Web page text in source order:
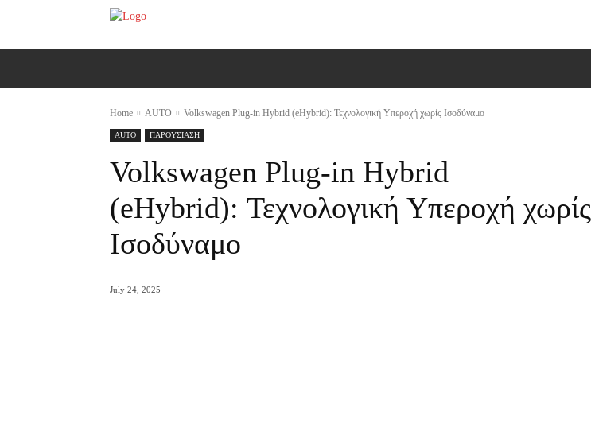
Home AUTO Volkswagen Plug-in Hybrid (eHybrid): Τεχνολογική Υπεροχή χωρίς Ισοδύναμο
AUTO ΠΑΡΟΥΣΙΑΣΗ
Volkswagen Plug-in Hybrid
(eHybrid): Τεχνολογική Υπεροχή χωρίς
Ισοδύναμο
July 24, 2025